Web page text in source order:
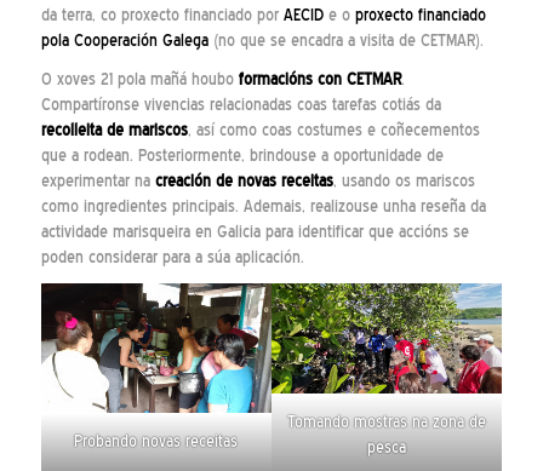
da terra, co proxecto financiado por AECIDe o proxecto financiado
pola Cooperación Galega(no que se encadra a visita de CETMAR).
O xoves 21 pola mañá houbo formacións con CETMAR.
Compartíronse vivencias relacionadas coas tarefas cotiás da
recolleita de mariscos, así como coas costumes e coñecementos
que a rodean. Posteriormente, brindouse a oportunidade de
experimentar na creación de novas receitas, usando os mariscos
como ingredientes principais. Ademais, realizouse unha reseña da
actividade marisqueira en Galicia para identificar que accións se
poden considerar para a súa aplicación.
Probando novas receitas
Tomando mostras na zona de
pesca